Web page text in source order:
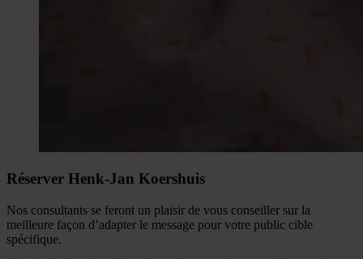
Réserver Henk-Jan Koershuis
Nos consultants se feront un plaisir de vous conseiller sur la
meilleure façon d’adapter le message pour votre public cible
spécifique.